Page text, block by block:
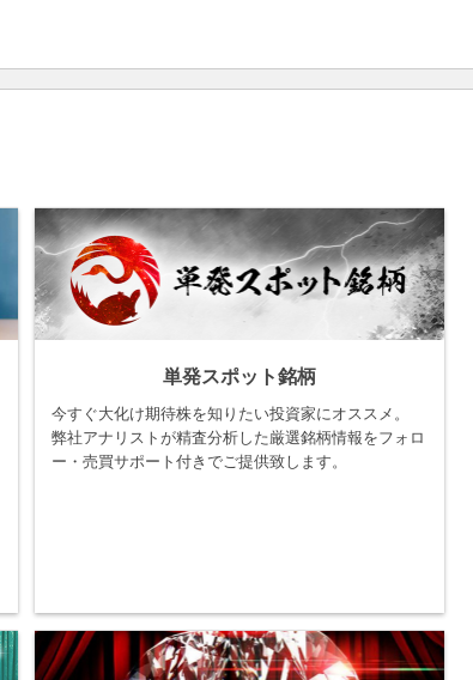
単発スポット銘柄
今すぐ大化け期待株を知りたい投資家にオススメ。
弊社アナリストが精査分析した厳選銘柄情報をフォロ
ー・売買サポート付きでご提供致します。